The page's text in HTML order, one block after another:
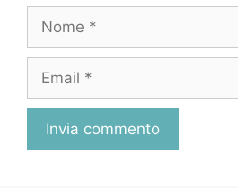
Nome
Email